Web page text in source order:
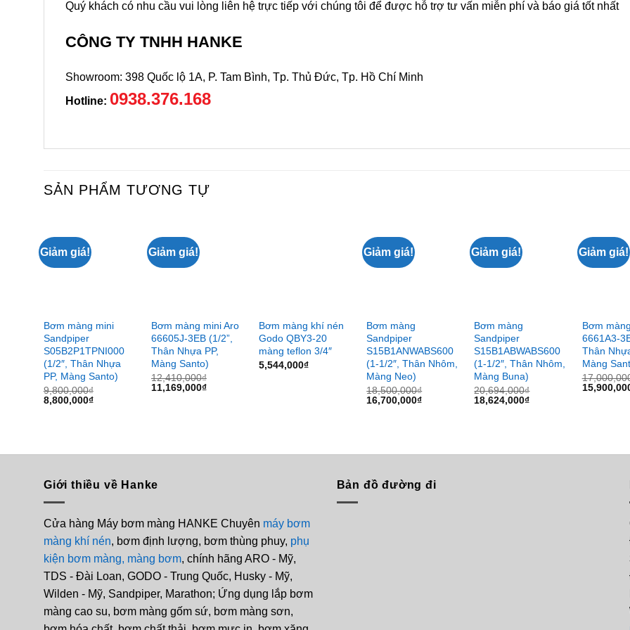
Quý khách có nhu cầu vui lòng liên hệ trực tiếp với chúng tôi để được hỗ trợ tư vấn miễn phí và báo giá tốt nhất
CÔNG TY TNHH HANKE
Showroom: 398 Quốc lộ 1A, P. Tam Bình, Tp. Thủ Đức, Tp. Hồ Chí Minh
Hotline: 0938.376.168
SẢN PHẨM TƯƠNG TỰ
Giảm giá!
Bơm màng mini
Sandpiper
S05B2P1TPNI000
(1/2″, Thân Nhựa
PP, Màng Santo)
9,800,000₫
Giá
8,800,000₫Giá
Giảm giá!
Bơm màng mini Aro
66605J-3EB (1/2”,
Thân Nhựa PP,
Màng Santo)
12,410,000₫
Giá
11,169,000₫Giá
Bơm màng khí nén
Godo QBY3-20
màng teflon 3/4″
5,544,000₫
Giảm giá!
Bơm màng
Sandpiper
S15B1ANWABS600
(1-1/2″, Thân Nhôm,
Màng Neo)
18,500,000₫
Giá
16,700,000₫Giá
Giảm giá!
Bơm màng
Sandpiper
S15B1ABWABS600
(1-1/2″, Thân Nhôm,
Màng Buna)
20,694,000₫
Giá
18,624,000₫Giá
Giảm giá!
Bơm
6661A3-
Thân
Màng
Giá
Giới thiều về Hanke
Cửa hàng Máy bơm màng HANKE Chuyên máy bơm
màng khí nén, bơm định lượng, bơm thùng phuy, phụ
kiện bơm màng, màng bơm, chính hãng ARO - Mỹ,
TDS - Đài Loan, GODO - Trung Quốc, Husky - Mỹ,
Wilden - Mỹ, Sandpiper, Marathon; Ứng dụng lắp bơm
màng cao su, bơm màng gốm sứ, bơm màng sơn,
Bản đồ đường đi